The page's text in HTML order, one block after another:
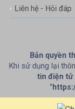
Liên hệ - Hỏi đáp
Bản quyền
Khi sử dụng lại
tin điện tử
"